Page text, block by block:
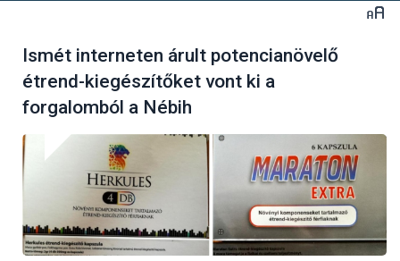
Ismét interneten árult potencianövelő
étrend-kiegészítőket vont ki a
forgalomból a Nébih